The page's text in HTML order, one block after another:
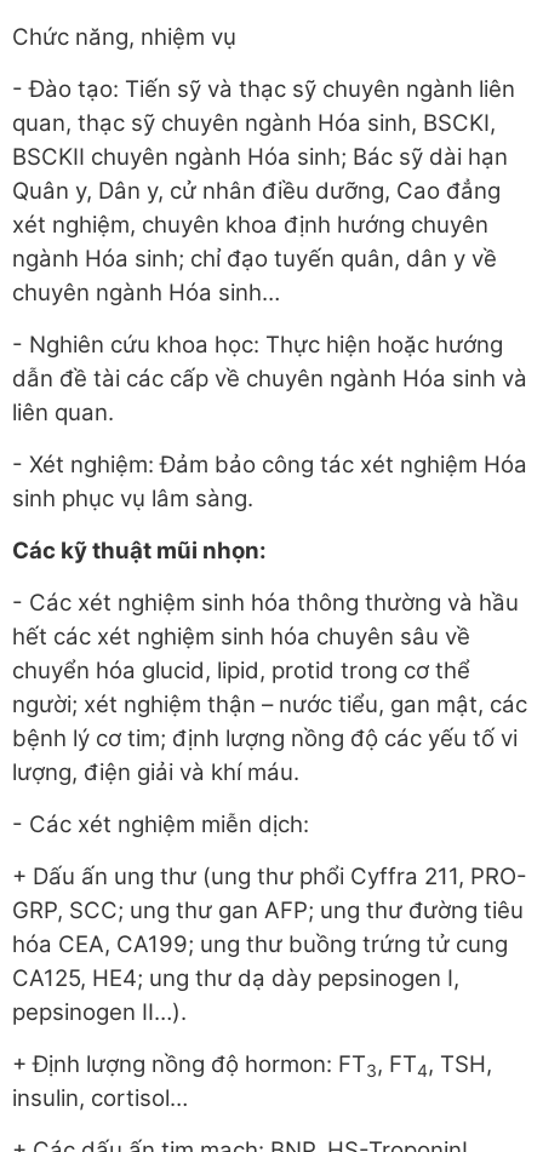
Chức năng, nhiệm vụ
- Đào tạo: Tiến sỹ và thạc sỹ chuyên ngành liên
quan, thạc sỹ chuyên ngành Hóa sinh, BSCKI,
BSCKII chuyên ngành Hóa sinh; Bác sỹ dài hạn
Quân y, Dân y, cử nhân điều dưỡng, Cao đẳng
xét nghiệm, chuyên khoa định hướng chuyên
ngành Hóa sinh; chỉ đạo tuyến quân, dân y về
chuyên ngành Hóa sinh…
- Nghiên cứu khoa học: Thực hiện hoặc hướng
dẫn đề tài các cấp về chuyên ngành Hóa sinh và
liên quan.
- Xét nghiệm: Đảm bảo công tác xét nghiệm Hóa
sinh phục vụ lâm sàng.
Các kỹ thuật mũi nhọn:
- Các xét nghiệm sinh hóa thông thường và hầu
hết các xét nghiệm sinh hóa chuyên sâu về
chuyển hóa glucid, lipid, protid trong cơ thể
người; xét nghiệm thận – nước tiểu, gan mật, các
bệnh lý cơ tim; định lượng nồng độ các yếu tố vi
lượng, điện giải và khí máu.
- Các xét nghiệm miễn dịch:
+ Dấu ấn ung thư (ung thư phổi Cyffra 211, PRO-
GRP, SCC; ung thư gan AFP; ung thư đường tiêu
hóa CEA, CA199; ung thư buồng trứng tử cung
CA125, HE4; ung thư dạ dày pepsinogen I,
pepsinogen II…).
+ Định lượng nồng độ hormon: FT3, FT4, TSH,
insulin, cortisol…